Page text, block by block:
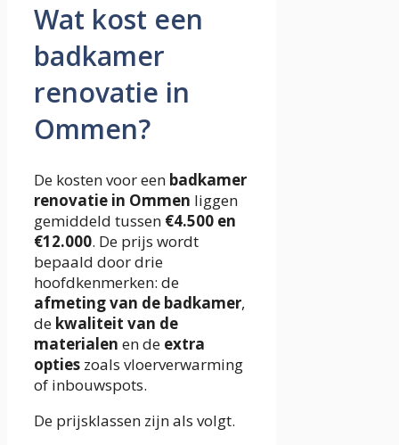
Wat kost een
badkamer
renovatie in
Ommen?
De kosten voor een badkamer
renovatie in Ommen liggen
gemiddeld tussen €4.500 en
€12.000. De prijs wordt
bepaald door drie
hoofdkenmerken: de
afmeting van de badkamer,
de kwaliteit van de
materialen en de extra
opties zoals vloerverwarming
of inbouwspots.
De prijsklassen zijn als volgt.